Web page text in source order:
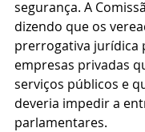
segurança. A
dizendo que os
prerrogativa jurídica
empresas privadas
serviços públicos e
deveria impedir a
parlamentares.